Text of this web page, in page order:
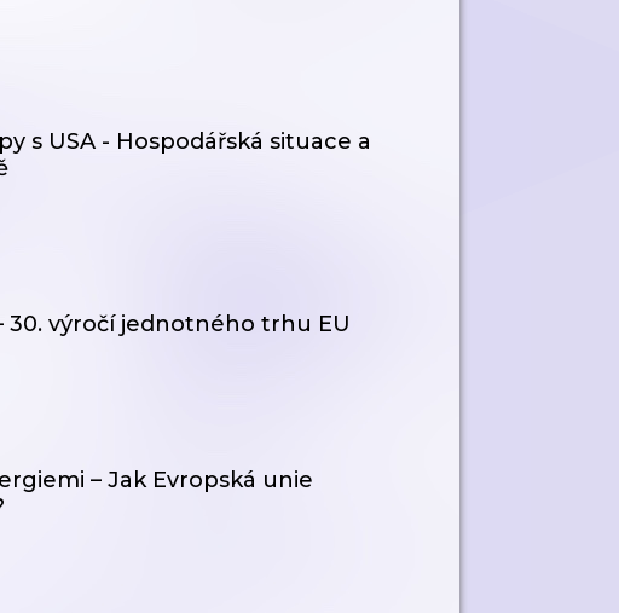
s USA - Hospodářská situace a
30. výročí jednotného trhu EU
– Jak Evropská unie